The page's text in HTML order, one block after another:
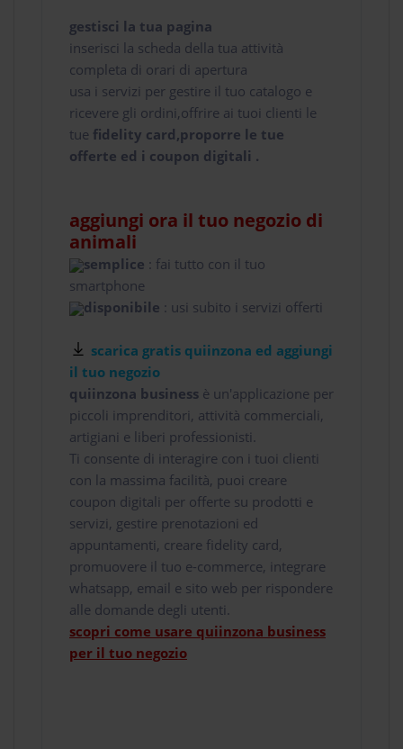
gestisci la tua pagina
inserisci la scheda della tua attività
completa di orari di apertura
usa i servizi per gestire il tuo catalogo e
ricevere gli ordini,offrire ai tuoi clienti le
tue fidelity card,proporre le tue
offerte ed i coupon digitali .
aggiungi ora il tuo negozio di
animali
semplice : fai tutto con il tuo
smartphone
disponibile : usi subito i servizi offerti
scarica gratis quiinzona ed aggiungi
il tuo negozio
quiinzona business è un'applicazione per
piccoli imprenditori, attività commerciali,
artigiani e liberi professionisti.
Ti consente di interagire con i tuoi clienti
con la massima facilità, puoi creare
coupon digitali per offerte su prodotti e
servizi, gestire prenotazioni ed
appuntamenti, creare fidelity card,
promuovere il tuo e-commerce, integrare
whatsapp, email e sito web per rispondere
alle domande degli utenti.
scopri come usare quiinzona business
per il tuo negozio